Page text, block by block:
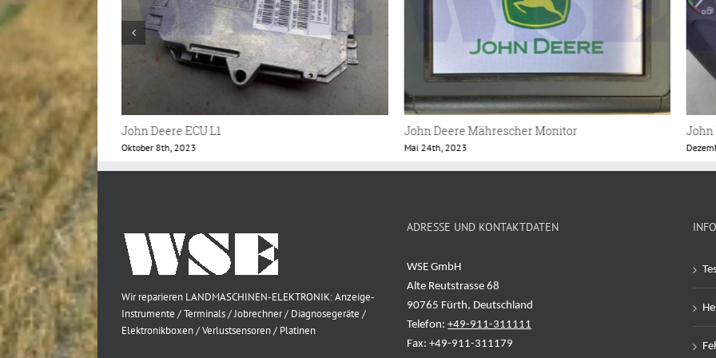
John Deere Mährescher Monitor
Mai 24th, 2023
John Deere 6830 Instrumentenbrett
Dezember 15th, 2022
John
Mai
Wir reparieren LANDMASCHINEN-ELEKTRONIK: Anzeige-
Instrumente / Terminals / Jobrechner / Diagnosegeräte /
Elektronikboxen / Verlustsensoren / Platinen
ADRESSE UND KONTAKTDATEN
WSE GmbH
Alte Reutstrasse 68
90765 Fürth, Deutschland
Telefon:+49-911-311111
Fax: +49-911-311179